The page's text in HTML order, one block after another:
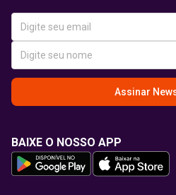
Assinar
BAIXE O NOSSO APP